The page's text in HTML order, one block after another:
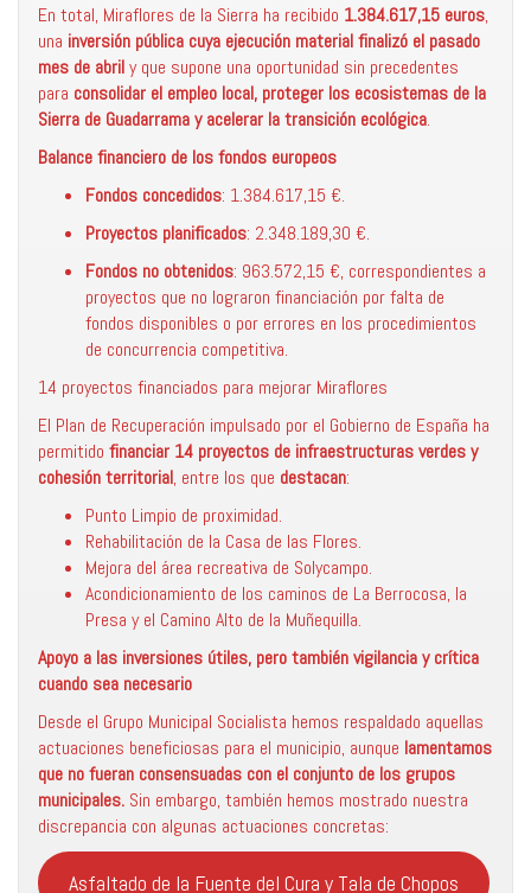
En total, Miraflores de la Sierra ha recibido 1.384.617,15 euros,
una inversión pública cuya ejecución material finalizó el pasado
mes de abrily que supone una oportunidad sin precedentes
para consolidar el empleo local, proteger los ecosistemas de la
Sierra de Guadarrama y acelerar la transición ecológica.
Balance financiero de los fondos europeos
Fondos concedidos: 1.384.617,15 €.
Proyectos planificados: 2.348.189,30 €.
Fondos no obtenidos: 963.572,15 €, correspondientes a
proyectos que no lograron financiación por falta de
fondos disponibles o por errores en los procedimientos
de concurrencia competitiva.
14 proyectos financiados para mejorar Miraflores
El Plan de Recuperación impulsado por el Gobierno de España ha
permitido financiar 14 proyectos de infraestructuras verdes y
cohesión territorial, entre los que destacan:
Punto Limpio de proximidad.
Rehabilitación de la Casa de las Flores.
Mejora del área recreativa de Solycampo.
Acondicionamiento de los caminos de La Berrocosa, la
Presa y el Camino Alto de la Muñequilla.
Apoyo a las inversiones útiles, pero también vigilancia y crítica
cuando sea necesario
Desde el Grupo Municipal Socialista hemos respaldado aquellas
actuaciones beneficiosas para el municipio, aunque lamentamos
que no fueran consensuadas con el conjunto de los grupos
municipales. Sin embargo, también hemos mostrado nuestra
discrepancia con algunas actuaciones concretas:
Asfaltado de la Fuente del Cura y Tala de Chopos